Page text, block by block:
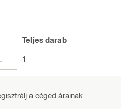
Teljesdarab
1
a céged árainak